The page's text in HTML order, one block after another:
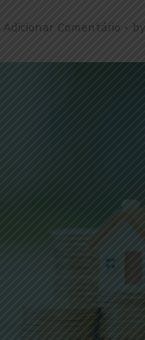
Adicionar Comentário by